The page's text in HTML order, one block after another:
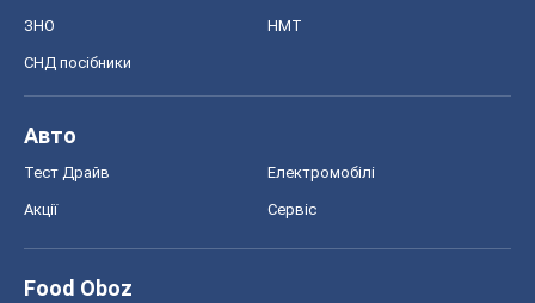
ЗНО НМТ
СНД посібники
Авто
Тест Драйв Електромобілі
Акції Сервіс
Food Oboz